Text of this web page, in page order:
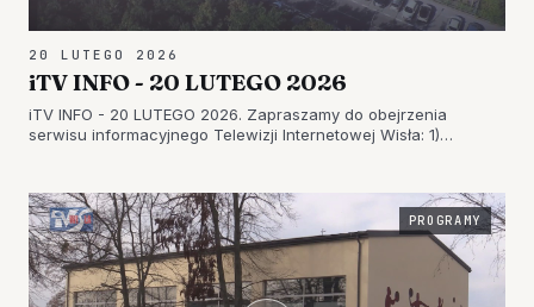
20 LUTEGO 2026
iTV INFO - 20 LUTEGO 2026
iTV INFO - 20 LUTEGO 2026. Zapraszamy do obejrzenia
serwisu informacyjnego Telewizji Internetowej Wisła: 1)
PARTIA BUDUJE PROGRAM WYBORCZY – SP…
PROGRAMY